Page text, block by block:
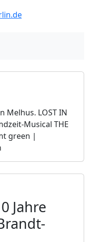
Melhus. LOST IN
Musical THE
green |
Jahre